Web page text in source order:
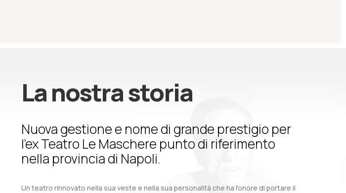
La nostra storia
Nuova gestione e nome di grande prestigio per
l’ex Teatro Le Maschere punto di riferimento
nella provincia di Napoli.
Un teatro rinnovato nella sua veste e nella sua personalità che ha l’onore di portare il